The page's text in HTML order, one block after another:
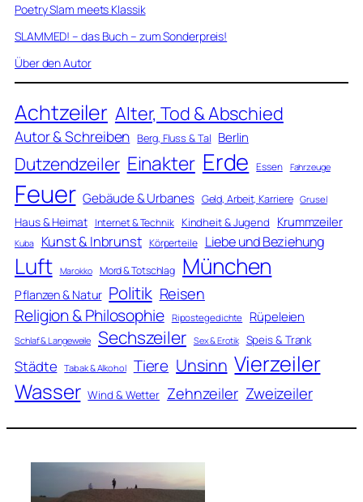
Poetry Slam meets Klassik
SLAMMED! – das Buch – zum Sonderpreis!
Über den Autor
Achtzeiler Alter, Tod & Abschied
Autor & Schreiben Berg, Fluss & Tal Berlin
Dutzendzeiler Einakter Erde Essen Fahrzeuge
Feuer Gebäude & Urbanes Geld, Arbeit, Karriere Grusel
Haus & Heimat Internet & Technik Kindheit & Jugend Krummzeiler
Kuba Kunst & Inbrunst Körperteile Liebe und Beziehung
Luft Marokko Mord & Totschlag München
Pflanzen & Natur Politik Reisen
Religion & Philosophie Ripostegedichte Rüpeleien
Schlaf & Langeweile Sechszeiler Sex & Erotik Speis & Trank
Städte Tabak & Alkohol Tiere Unsinn Vierzeiler
Wasser Wind & Wetter Zehnzeiler Zweizeiler